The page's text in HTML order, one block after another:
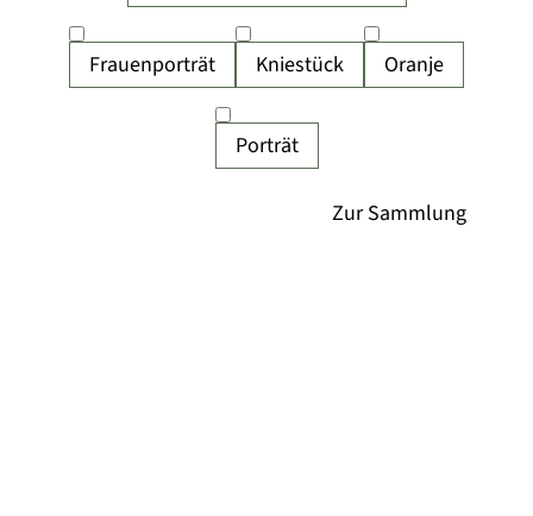
Frauenporträt Kniestück Oranje
Porträt